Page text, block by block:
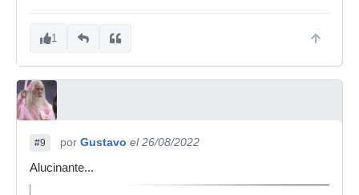
1
#9 por Gustavo el 26/08/2022
Alucinante...